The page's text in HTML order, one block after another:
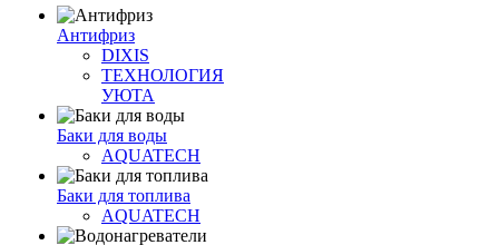
Антифриз
DIXIS
ТЕХНОЛОГИЯ
УЮТА
Баки для воды
AQUATECH
Баки для топлива
AQUATECH